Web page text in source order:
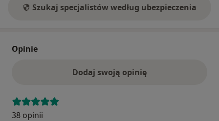
Szukaj specjalistów według ubezpieczenia
Opinie
Dodaj swoją opinię
38 opinii